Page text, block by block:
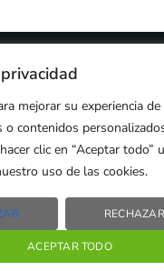
mejorar su experiencia de
o contenidos
clic en “Aceptar todo”
uso de las cookies.
ACEPTAR TODO
Santiago – 97.7Fm
Compostela
DE DEZASETE MEDIA SL